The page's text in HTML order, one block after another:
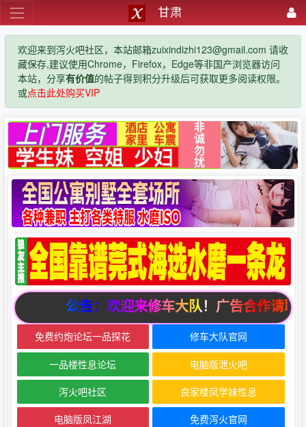
甘肃
欢迎来到泻火吧社区，本站邮箱zuixindizhi123@gmail.com 请收
藏保存,建议使用Chrome，Firefox，Edge等非国产浏览器访问
本站，分享有价值的帖子得到积分升级后可获取更多阅读权限。
或点击此处购买VIP
公告：欢迎来修车大队！广告合作请
免费约炮论坛一品探花 修车大队官网
一品楼性息论坛 电脑版泄火吧
泻火吧社区 良家楼凤学妹性息
电脑版凤江湖 免费泻火官网